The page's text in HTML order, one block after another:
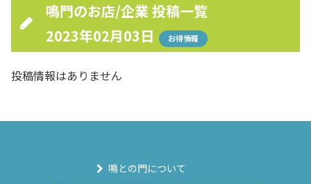
鳴門のお店/企業 投稿一覧
2023年02月03日
お得情報
投稿情報はありません
鳴との門について